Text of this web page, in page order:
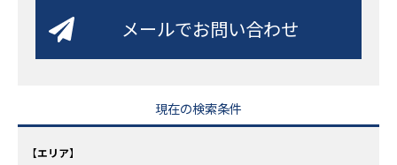
メールでお問い合わせ
現在の検索条件
【エリア】